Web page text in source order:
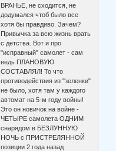
ВРАНЬЕ, не сходится, не
додумался чтоб было все
хотя бы правдиво. Зачем?
Привычка за всю жизнь врать
с детства. Вот и про
"исправный" самолет - сам
ведь ПЛАНОВУЮ
СОСТАВЛЯЛ! То что
противодействия из "зеленки"
не было, хотя там у каждого
автомат на 5-м году войны!
Это он новичок на войне -
ЧЕТЫРЕ самолета ОДНИМ
снарядом в БЕЗЛУННУЮ
НОЧЬ с ПРИСТРЕЛЯННОЙ
позиции 2 года назад